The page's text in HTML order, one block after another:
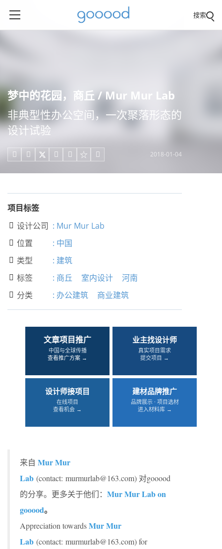
搜索
梦中的花园，商丘 / Mur Mur Lab
非典型性办公空间，一次聚落形态的
设计试验
     2018-01-04
项目标签
 设计公司 : Mur Mur Lab
 位置 : 中国
 类型 : 建筑
 标签 : 商丘 室内设计 河南
 分类 : 办公建筑 商业建筑
文章项目推广
中国与全球传播
查看推广方案 →
业主找设计师
真实项目需求
提交项目 →
设计师接项目
在线项目
查看机会 →
建材品牌推广
品牌展示 · 项目选材
进入材料库 →
来自 Mur Mur
Lab (contact: murmurlab@163.com) 对gooood
的分享。更多关于他们： Mur Mur Lab on
gooood。
Appreciation towardsMur Mur
Lab (contact: murmurlab@163.com) for